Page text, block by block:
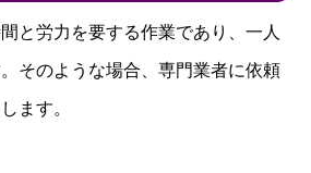
と労力を要する作業であり、一人
そのような場合、専門業者に依頼
ます。